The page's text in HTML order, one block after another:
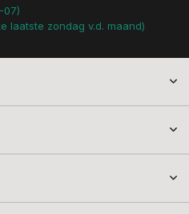
07)
laatste zondag v.d. maand)